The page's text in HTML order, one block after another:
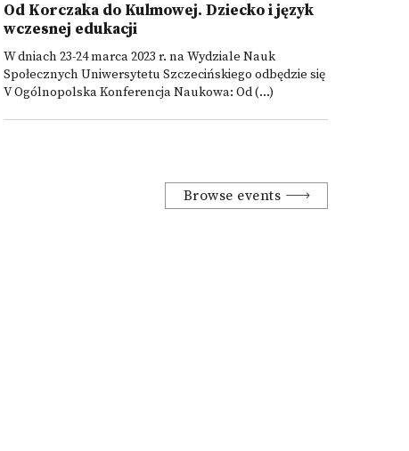
Od Korczaka do Kulmowej. Dziecko i język
wczesnej edukacji
W dniach 23-24 marca 2023 r. na Wydziale Nauk
Społecznych Uniwersytetu Szczecińskiego odbędzie się
V Ogólnopolska Konferencja Naukowa: Od (...)
Browse events